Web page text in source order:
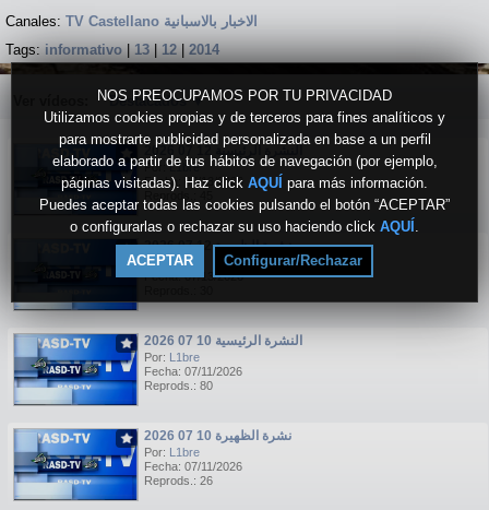
NOS PREOCUPAMOS POR TU PRIVACIDAD
Utilizamos cookies propias y de terceros para fines analíticos y
para mostrarte publicidad personalizada en base a un perfil
elaborado a partir de tus hábitos de navegación (por ejemplo,
páginas visitadas). Haz click AQUÍ para más información.
Puedes aceptar todas las cookies pulsando el botón “ACEPTAR”
o configurarlas o rechazar su uso haciendo click AQUÍ .
ACEPTAR Configurar/Rechazar
Canales:
TV Castellano الاخبار بالاسبانية
Tags: informativo | 13 | 12 | 2014
Destacados ▼
النشرة الرئيسية 12 07 2026
Por:L1bre
Fecha: 07/13/2026
Reprods.: 45
نشرة الظهيرة 12 07 2026
Por: L1bre
Fecha: 07/13/2026
النشرة الرئيسية 10 07 2026
Por: L1bre
Fecha: 07/11/2026
Reprods.: 80
نشرة الظهيرة 10 07 2026
Por: L1bre
Fecha: 07/11/2026
Reprods.: 26